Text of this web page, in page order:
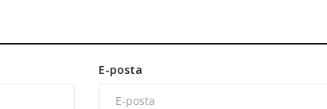
E-posta